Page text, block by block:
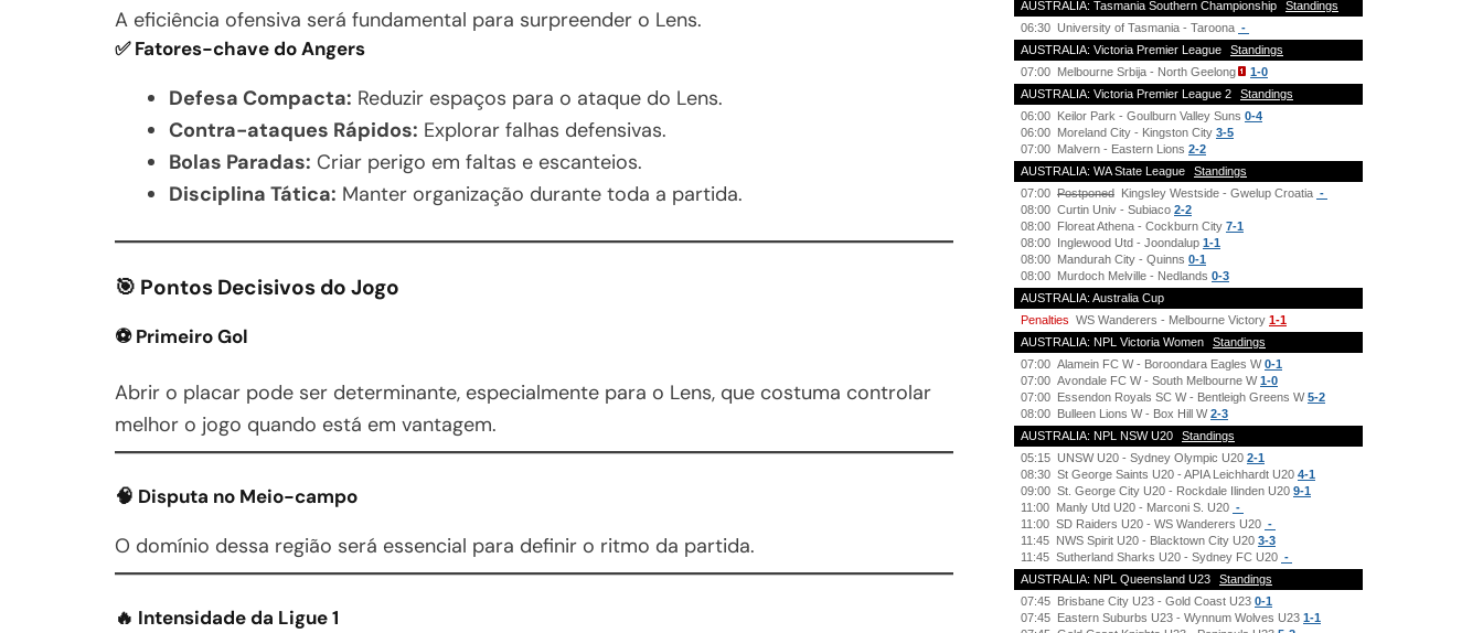
A eficiência ofensiva será fundamental para surpreender o Lens.
✅ Fatores-chave do Angers
Defesa Compacta: Reduzir espaços para o ataque do Lens.
Contra-ataques Rápidos: Explorar falhas defensivas.
Bolas Paradas: Criar perigo em faltas e escanteios.
Disciplina Tática: Manter organização durante toda a partida.
🎯 Pontos Decisivos do Jogo
⚽ Primeiro Gol
Abrir o placar pode ser determinante, especialmente para o Lens, que costuma controlar
melhor o jogo quando está em vantagem.
🧠 Disputa no Meio-campo
O domínio dessa região será essencial para definir o ritmo da partida.
🔥 Intensidade da Ligue 1